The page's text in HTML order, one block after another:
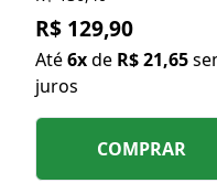
R$ 129,90
Até6xde R$ 21,65
juros
COMPRAR